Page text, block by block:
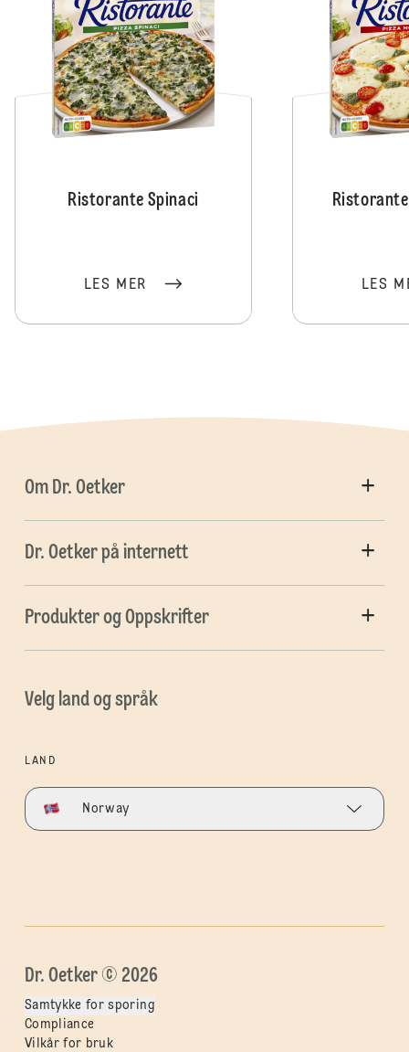
Ristorante Spinaci
LES MER LES
Om Dr. Oetker
Dr. Oetker på internett
Produkter og Oppskrifter
Velg land og språk
LAND
Norway
Dr. Oetker © 2026
Samtykke for sporing
Compliance
Vilkår for bruk